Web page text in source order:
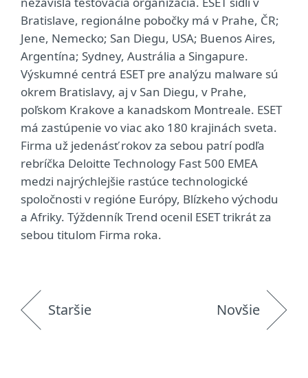
Bratislave, regionálne pobočky má v Prahe, ČR;
Jene, Nemecko; San Diegu, USA; Buenos Aires,
Argentína; Sydney, Austrália a Singapure.
Výskumné centrá ESET pre analýzu malware sú
okrem Bratislavy, aj v San Diegu, v Prahe,
poľskom Krakove a kanadskom Montreale. ESET
má zastúpenie vo viac ako 180 krajinách sveta.
Firma už jedenásť rokov za sebou patrí podľa
rebríčka Deloitte Technology Fast 500 EMEA
medzi najrýchlejšie rastúce technologické
spoločnosti v regióne Európy, Blízkeho východu
a Afriky. Týždenník Trend ocenil ESET trikrát za
sebou titulom Firma roka.
Staršie Novšie